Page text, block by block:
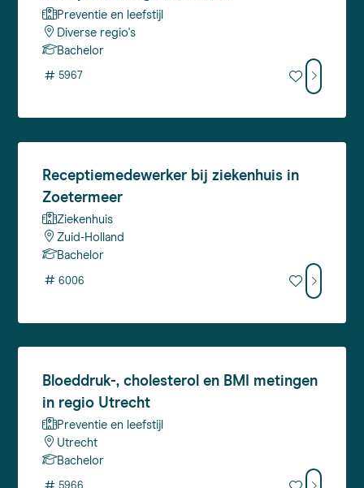
Preventie en leefstijl
Diverse regio's
Bachelor
# 5967
Receptiemedewerkerbij ziekenhuis in
Zoetermeer
Ziekenhuis
Zuid-Holland
Bachelor
# 6006
Bloeddruk-,cholesterol en BMI metingen
in regio Utrecht
Preventie en leefstijl
Utrecht
Bachelor